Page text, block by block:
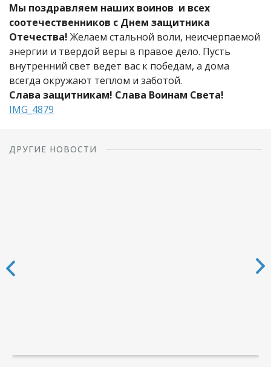
Мы поздравляем наших воинов и всех
соотечественников с Днем защитника
Отечества! Желаем стальной воли, неисчерпаемой
энергии и твердой веры в правое дело. Пусть
внутренний свет ведет вас к победам, а дома
всегда окружают теплом и заботой.
Слава защитникам! Слава Воинам Света!
IMG_4879
ДРУГИЕ НОВОСТИ